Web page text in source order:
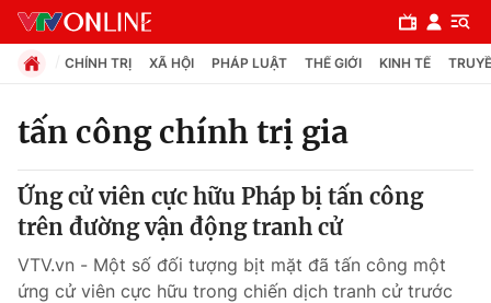
Chuyên mục
Chính trị
Xã hội
CHÍNH TRỊ XÃ HỘI PHÁP LUẬT THẾ GIỚI KINH TẾ
tấn công chính trị gia
Ứng cử viên cực hữu Pháp bị tấn công
trên đường vận động tranh cử
VTV.vn - Một số đối tượng bịt mặt đã tấn công một
ứng cử viên cực hữu trong chiến dịch tranh cử trước